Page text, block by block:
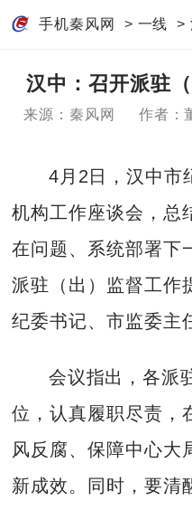
手机秦风网 > 一线 >
汉中：召开派驻
来源：秦风网 作者：
4月2日，汉中市
机构工作座谈会，总
在问题、系统部署下
派驻（出）监督工作
纪委书记、市监委主
会议指出，各派
位，认真履职尽责，
风反腐、保障中心大
新成效。同时，要清